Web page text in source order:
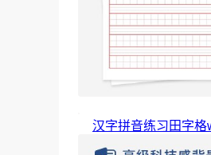
汉字拼音练习田字格